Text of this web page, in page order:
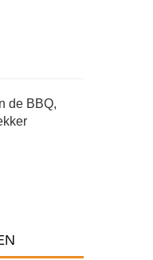
de BBQ,